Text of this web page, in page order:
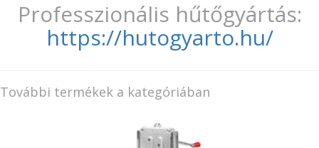
Professzionális hűtőgyártás:
https://hutogyarto.hu/
További termékek a kategóriában